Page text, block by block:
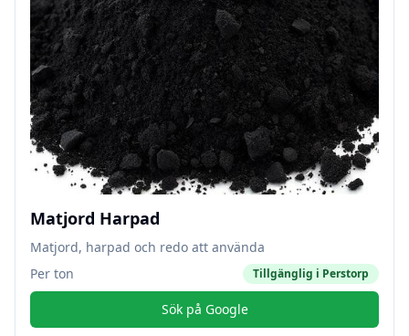
Matjord Harpad
Matjord, harpad och redo att använda
Per ton
Tillgänglig i Perstorp
Sök på Google